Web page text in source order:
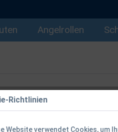
Angelrollen
Richtlinien
Website verwendet Cookies, um